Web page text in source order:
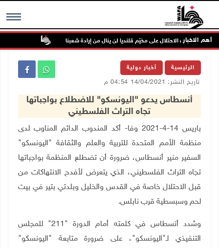
MENU أهم الاخبار
عدوان الاحتلال على مخيّم قلنديا لن ينال من إرادة شعبنا
الرئيسية أخبار دولية
تاريخ النشر: 14/04/2021 04:54 م
أنسطاس يدعو "اليونسكو" للاضطلاع بواجباتها
تجاه التراث الفلسطيني
باريس 14-4-2021 وفا- أكد المندوب الدائم المناوب لدى
منظمة الأمم المتحدة للتربية والعلم والثقافة "اليونسكو"
السفير منير أنسطاس، ضرورة أن تضطلع المنظمة بواجباتها
تجاه التراث الفلسطيني، الذي يتعرض لأفدح الانتهاكات من
قبل الاحتلال خاصة في القدس والخليل وبلدتي بتير في بيت
لحم وسبسطية قرب نابلس.
وشدد أنسطاس في كلمته أمام الدورة "211" للمجلس
التنفيذي لـ"اليونسكو"، على ضرورة متابعة "اليونسكو"